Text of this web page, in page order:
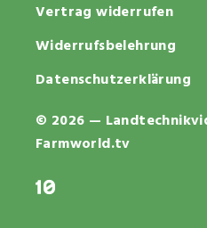
© 2026 —
Farmworld.tv
Vertrag widerrufen
Widerrufsbelehrung
Datenschutzerklärung